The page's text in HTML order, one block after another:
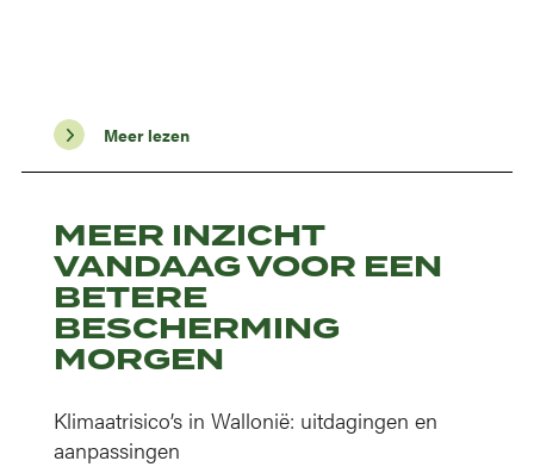
Meer lezen
MEER INZICHT
VANDAAG VOOR EEN
BETERE
BESCHERMING
MORGEN
Klimaatrisico’s in Wallonië: uitdagingen en
aanpassingen